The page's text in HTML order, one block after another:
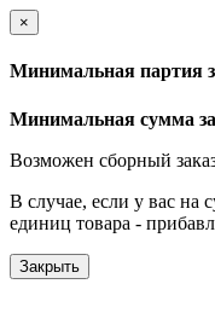
×
Минимальная партия
Минимальная сумма
Возможен сборный
В случае, если у вас на
единиц товара -
Закрыть